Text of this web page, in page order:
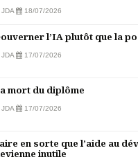
JDA 18/07/2026
l’IA plutôt que la
JDA 17/07/2026
mort du diplôme
JDA 17/07/2026
en sorte que l’aide au
inutile